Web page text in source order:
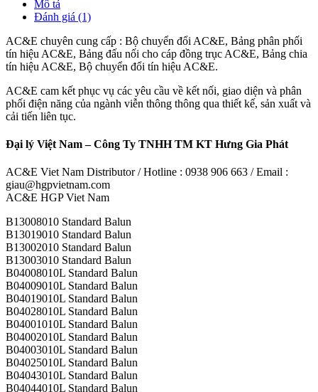
Mô tả
Đánh giá (1)
AC&E chuyên cung cấp : Bộ chuyển đổi AC&E, Bảng phân phối
tín hiệu AC&E, Bảng đấu nối cho cáp đồng trục AC&E, Bảng chia
tín hiệu AC&E, Bộ chuyển đổi tín hiệu AC&E.
AC&E cam kết phục vụ các yêu cầu về kết nối, giao diện và phân
phối điện năng của ngành viễn thông thông qua thiết kế, sản xuất và
cải tiến liên tục.
Đại lý Việt Nam – Công Ty TNHH TM KT Hưng Gia Phát
AC&E Viet Nam Distributor / Hotline : 0938 906 663 / Email :
giau@hgpvietnam.com
AC&E HGP Viet Nam
B13008010 Standard Balun
B13019010 Standard Balun
B13002010 Standard Balun
B13003010 Standard Balun
B04008010L Standard Balun
B04009010L Standard Balun
B04019010L Standard Balun
B04028010L Standard Balun
B04001010L Standard Balun
B04002010L Standard Balun
B04003010L Standard Balun
B04025010L Standard Balun
B04043010L Standard Balun
B04044010L Standard Balun